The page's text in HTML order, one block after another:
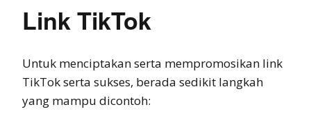
Link TikTok
Untuk menciptakan serta mempromosikan link
TikTok serta sukses, berada sedikit langkah
yang mampu dicontoh: